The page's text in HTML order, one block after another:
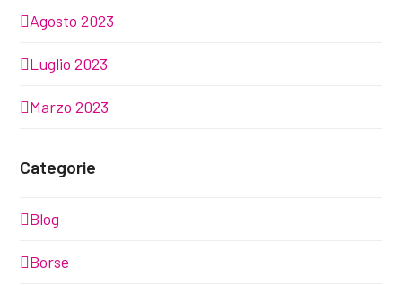
Agosto 2023
Luglio 2023
Marzo 2023
Categorie
Blog
Borse